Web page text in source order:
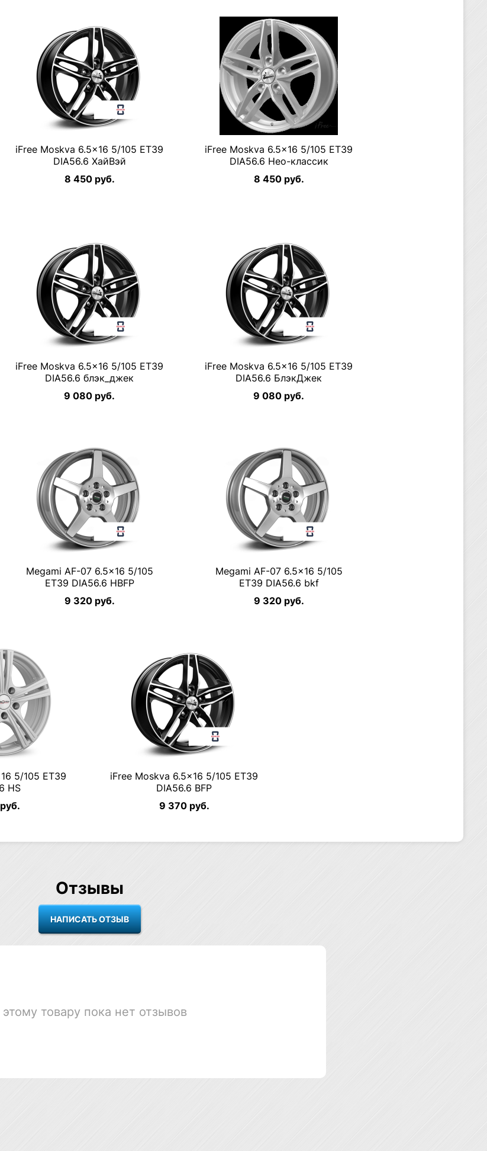
iFree Moskva 6.5×16 5/105 ET39
DIA56.6 ХайВэй
8 450 руб.
iFree Moskva 6.5×16 5/105 ET39
DIA56.6 Нео-классик
8 450 руб.
iFree Moskva 6.5×16 5/105 ET39
DIA56.6 блэк_джек
9 080 руб.
iFree Moskva 6.5×16 5/105 ET39
DIA56.6 БлэкДжек
9 080 руб.
Megami AF-07 6.5×16 5/105
ET39 DIA56.6 HBFP
9 320 руб.
Megami AF-07 6.5×16 5/105
ET39 DIA56.6 bkf
9 320 руб.
5/105 ET39
HS
iFree Moskva 6.5×16 5/105 ET39
DIA56.6 BFP
9 370 руб.
Отзывы
этому товару пока нет отзывов